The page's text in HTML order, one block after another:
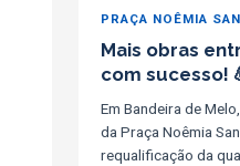
PRAÇA NOÊMIA
Mais obras
com sucesso!
Em Bandeira de
da Praça Noêmia
requalificação da